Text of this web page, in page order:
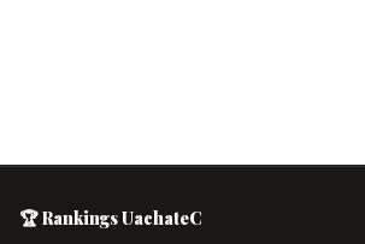
🏆 Rankings UachateC